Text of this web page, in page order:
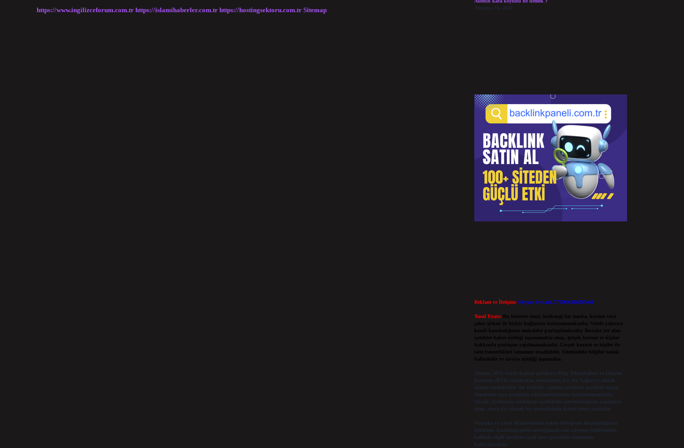
https://www.ingilizceforum.com.tr https://islamihaberler.com.tr https://hostingsektoru.com.tr Sitemap
Temmuz 16, 2026
Reklam ve İletişim: Skype: live:.cid.575569c608265c69
Yasal Uyarı:
Bu internet sitesi, herhangi bir marka, kurum veya
şahıs şirketi ile hiçbir bağlantısı bulunmamaktadır. Sitede yalnızca
kendi hazırladığımız makaleler paylaşılmaktadır. Burada yer alan
içerikler haber niteliği taşımamakta olup, gerçek kurum ve kişiler
hakkında paylaşım yapılmamaktadır. Gerçek kurum ve kişiler ile
isim benzerlikleri tamamen tesadüfidir. Sitemizdeki bilgiler taslak
halindedir ve tavsiye niteliği taşımazlar.
Sitemiz, 5651 Sayılı Kanun gereğince Bilgi Teknolojileri ve İletişim
Kurumu (BTK) tarafından onaylanmış bir Yer Sağlayıcı olarak
hizmet vermektedir. Bu nedenle, sitedeki içerikleri proaktif olarak
denetleme veya araştırma yükümlülüğümüz bulunmamaktadır.
Ancak, üyelerimiz yazdıkları içeriklerin sorumluluğunu taşımakta
olup, siteye üye olarak bu sorumluluğu kabul etmiş sayılırlar.
Hukuka ve yasal düzenlemelere aykırı olduğunu düşündüğünüz
içerikleri,
backlinkpanelicomtr@gmail.comadresine bildirmeniz
halinde, ilgili içerikler yasal süre içerisinde sitemizden
kaldırılacaktır.